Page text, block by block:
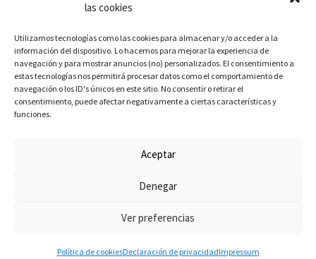
las cookies
Utilizamos tecnologías como las cookies para almacenar y/o acceder a la
información del dispositivo. Lo hacemos para mejorar la experiencia de
navegación y para mostrar anuncios (no) personalizados. El consentimiento a
estas tecnologías nos permitirá procesar datos como el comportamiento de
navegación o los ID's únicos en este sitio. No consentir o retirar el
consentimiento, puede afectar negativamente a ciertas características y
funciones.
Aceptar
Denegar
Ver preferencias
Política de cookiesDeclaración de privacidadImpressum
El mercado laboral en el área de marketing digital
es altamente competitivo y en constante
evolución. Una formación universitaria en
Mercadeo Digital no solo prepara a los estudiantes
para los desafíos actuales, sino que también les
futuras innovaciones y cambios en el sector.
Conexión con la Industria y Red de Contactos
Este pregrado también ofrece la oportunidad de
sector. A través de prácticas, proyectos y